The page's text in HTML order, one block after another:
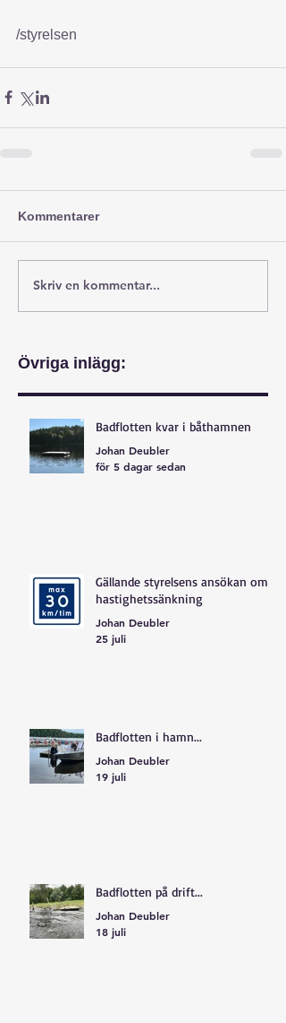
/styrelsen
Kommentarer
Skriv en kommentar...
Övriga inlägg:
Badflotten kvar i båthamnen
Johan Deubler
för 5 dagar sedan
Gällande styrelsens ansökan om
hastighetssänkning
Johan Deubler
25 juli
Badflotten i hamn...
Johan Deubler
19 juli
Badflotten på drift...
Johan Deubler
18 juli